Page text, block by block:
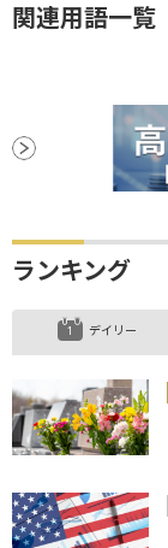
関連用語一覧
ランキング
デイリー